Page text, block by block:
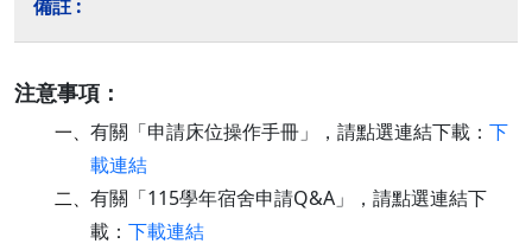
注意事項：
一、 有關「申請床位操作手冊」，請點選連結下載： 下
載連結
二、 有關「115學年宿舍申請Q&A」，請點選連結下
載： 下載連結